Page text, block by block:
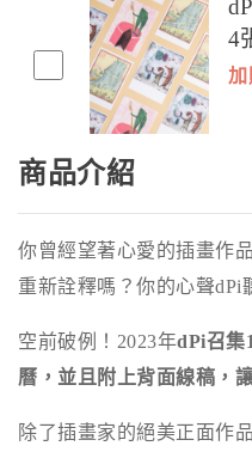
4
加
商品介紹
你曾經望著心愛的插畫作
重新詮釋嗎？你的心聲dPi
空前破例！2023年dPi召集
曆，並且附上背面線稿，
除了插畫家的絕美正面作